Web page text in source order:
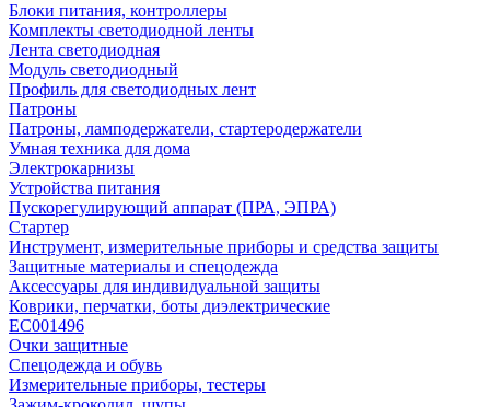
Блоки питания, контроллеры
Комплекты светодиодной ленты
Лента светодиодная
Модуль светодиодный
Профиль для светодиодных лент
Патроны
Патроны, ламподержатели, стартеродержатели
Умная техника для дома
Электрокарнизы
Устройства питания
Пускорегулирующий аппарат (ПРА, ЭПРА)
Стартер
Инструмент, измерительные приборы и средства защиты
Защитные материалы и спецодежда
Аксессуары для индивидуальной защиты
Коврики, перчатки, боты диэлектрические
EC001496
Очки защитные
Спецодежда и обувь
Измерительные приборы, тестеры